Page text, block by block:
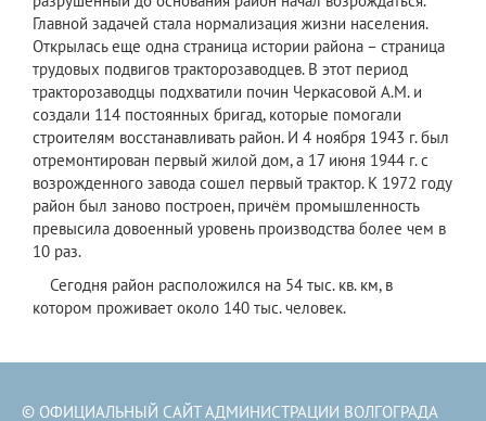
Главной задачей стала нормализация жизни населения.
Открылась еще одна страница истории района – страница
трудовых подвигов тракторозаводцев. В этот период
тракторозаводцы подхватили почин Черкасовой А.М. и
создали 114 постоянных бригад, которые помогали
строителям восстанавливать район. И 4 ноября 1943 г. был
отремонтирован первый жилой дом, а 17 июня 1944 г. с
возрожденного завода сошел первый трактор. К 1972 году
район был заново построен, причём промышленность
превысила довоенный уровень производства более чем в
10 раз.
Сегодня район расположился на 54 тыс. кв. км, в
котором проживает около 140 тыс. человек.
© ОФИЦИАЛЬНЫЙ САЙТ АДМИНИСТРАЦИИ ВОЛГОГРАДА